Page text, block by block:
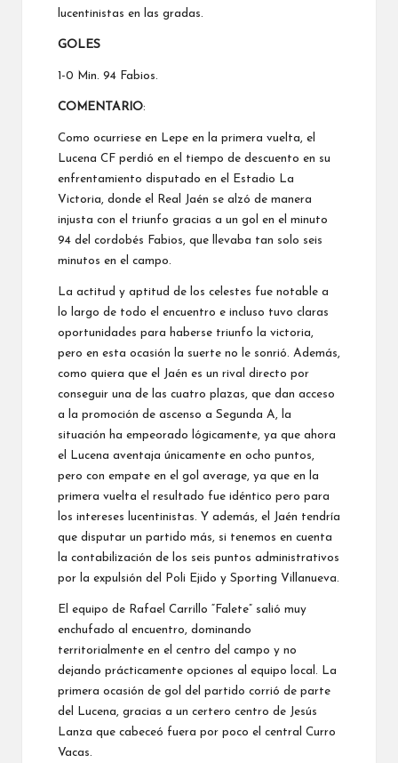
lucentinistas en las gradas.
GOLES
1-0 Min. 94 Fabios.
COMENTARIO:
Como ocurriese en Lepe en la primera vuelta, el
Lucena CF perdió en el tiempo de descuento en su
enfrentamiento disputado en el Estadio La
Victoria, donde el Real Jaén se alzó de manera
injusta con el triunfo gracias a un gol en el minuto
94 del cordobés Fabios, que llevaba tan solo seis
minutos en el campo.
La actitud y aptitud de los celestes fue notable a
lo largo de todo el encuentro e incluso tuvo claras
oportunidades para haberse triunfo la victoria,
pero en esta ocasión la suerte no le sonrió. Además,
como quiera que el Jaén es un rival directo por
conseguir una de las cuatro plazas, que dan acceso
a la promoción de ascenso a Segunda A, la
situación ha empeorado lógicamente, ya que ahora
el Lucena aventaja únicamente en ocho puntos,
pero con empate en el gol average, ya que en la
primera vuelta el resultado fue idéntico pero para
los intereses lucentinistas. Y además, el Jaén tendría
que disputar un partido más, si tenemos en cuenta
la contabilización de los seis puntos administrativos
por la expulsión del Poli Ejido y Sporting Villanueva.
El equipo de Rafael Carrillo “Falete” salió muy
enchufado al encuentro, dominando
territorialmente en el centro del campo y no
dejando prácticamente opciones al equipo local. La
primera ocasión de gol del partido corrió de parte
del Lucena, gracias a un certero centro de Jesús
Lanza que cabeceó fuera por poco el central Curro
Vacas.